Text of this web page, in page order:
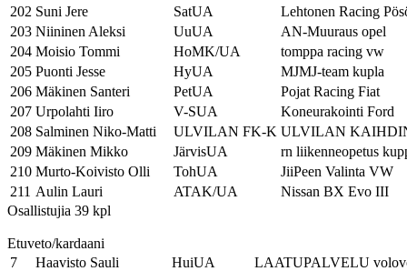
202 Suni Jere SatUA
Lehtonen Racing
203 Niininen Aleksi UuUA
AN-Muuraus opel
204 Moisio Tommi HoMK/UA
tomppa racing vw
205 Puonti Jesse HyUA
MJMJ-team kupla
206 Mäkinen Santeri PetUA
Pojat Racing Fiat
207 Urpolahti Iiro V-SUA
Koneurakointi Ford
208 Salminen Niko-Matti ULVILAN FK-K ULVILAN
209 Mäkinen Mikko JärvisUA
rn liikenneopetus
210 Murto-Koivisto Olli TohUA
JiiPeen Valinta VW
211 Aulin Lauri ATAK/UA
Nissan BX Evo III
Osallistujia 39 kpl
Etuveto/kardaani
7
Haavisto Sauli HuiUA
LAATUPALVELU